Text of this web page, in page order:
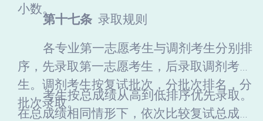
小数。
第十七条 录取规则
各专业第一志愿考生与调剂考生分别排
序，先录取第一志愿考生，后录取调剂考
生。调剂考生按复试批次，分批次排名，分
批次录取。
考生按总成绩从高到低排序优先录取。
在总成绩相同情形下，依次比较复试总成